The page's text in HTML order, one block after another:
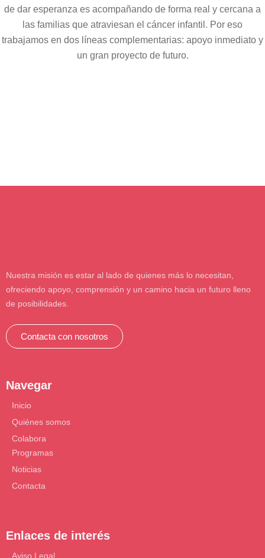
de dar esperanza es acompañando de forma real y cercana a
las familias que atraviesan el cáncer infantil. Por eso
trabajamos en dos líneas complementarias: apoyo inmediato y
un gran proyecto de futuro.
Nuestra misión es estar al lado de quienes más lo necesitan,
ofreciendo apoyo, comprensión y un camino hacia un futuro lleno
de posibilidades.
Contacta con nosotros
Navegar
Inicio
Quiénes somos
Colabora
Programas
Noticias
Contacta
Enlaces de interés
Aviso Legal